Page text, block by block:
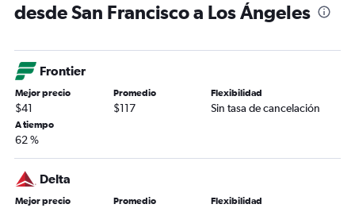
desde San Francisco a Los Ángeles
Frontier
Mejor precio
$41
Promedio
$117
Flexibilidad
Sin tasa de cancelación
A tiempo
62 %
Delta
Mejor precio Promedio Flexibilidad